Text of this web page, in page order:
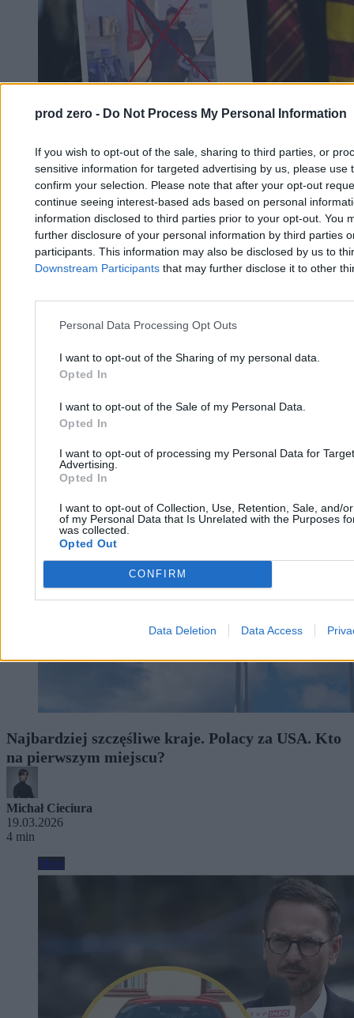
prod zero - Do Not Process My Personal Information
If you wish to opt-out of the sale, sharing to third parties, or
sensitive information for targeted advertising by us, please use
confirm your selection. Please note that after your opt-out
continue seeing interest-based ads based on personal
information disclosed to third parties prior to your opt-out. You
further disclosure of your personal information by third parties
participants. This information may also be disclosed by us to
Downstream Participants that may further disclose it to other
Personal Data Processing Opt Outs
I want to opt-out of the Sharing of my personal data.
Opted In
I want to opt-out of the Sale of my Personal Data.
Opted In
I want to opt-out of processing my Personal Data for
Advertising.
Opted In
I want to opt-out of Collection, Use, Retention, Sale, and/
of my Personal Data that Is Unrelated with the Purposes
was collected.
Opted Out
CONFIRM
Data Deletion Data Access
Filmowy Ron Weasley „czaruje” na stacji
benzynowej? Sprawdziliśmy
22.03.2026
Nauka
Najbardziej szczęśliwe kraje. Polacy za USA. Kto
na pierwszym miejscu?
Michał Cieciura
19.03.2026
4 min
Moto